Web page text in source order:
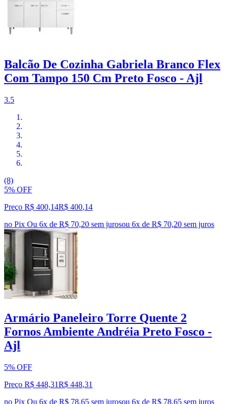
Balcão De Cozinha Gabriela Branco Flex
Com Tampo 150 Cm Preto Fosco - Ajl
3.5
(8)
5% OFF
Preço R$ 400,14R$ 400,14
no Pix Ou 6x de R$ 70,20 sem jurosou 6x de R$ 70,20 sem juros
Armário Paneleiro Torre Quente 2
Fornos Ambiente Andréia Preto Fosco -
Ajl
5% OFF
Preço R$ 448,31R$ 448,31
no Pix Ou 6x de R$ 78,65 sem jurosou 6x de R$ 78,65 sem juros